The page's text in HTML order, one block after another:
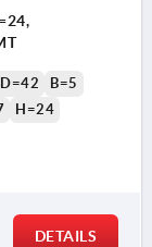
B=5
H=24
DETAILS